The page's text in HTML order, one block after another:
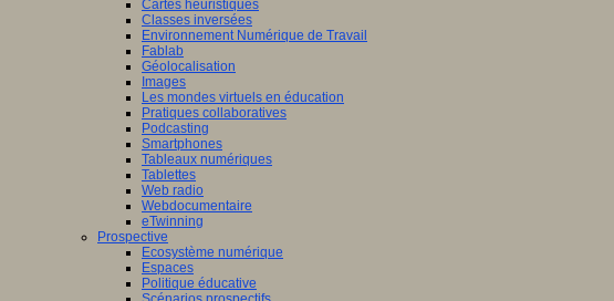
Cartes heuristiques
Classes inversées
Environnement Numérique de Travail
Fablab
Géolocalisation
Images
Les mondes virtuels en éducation
Pratiques collaboratives
Podcasting
Smartphones
Tableaux numériques
Tablettes
Web radio
Webdocumentaire
eTwinning
Prospective
Ecosystème numérique
Espaces
Politique éducative